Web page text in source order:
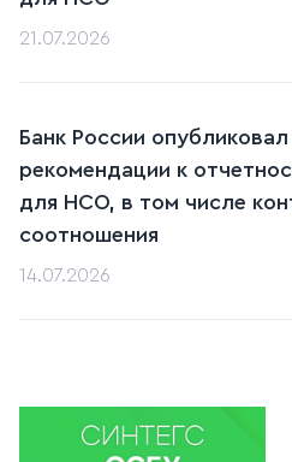
21.07.2026
Банк России
рекомендации к
для НСО, в том числе
соотношения
14.07.2026